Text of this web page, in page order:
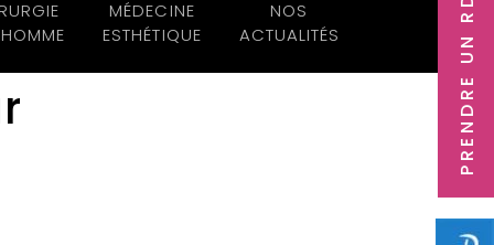
MÉDECINE
ESTHÉTIQUE
NOS
ACTUALITÉS
PRENDRE UN RDV